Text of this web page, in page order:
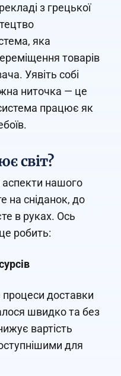
з грецької
яка
товарів
Уявіть собі
ниточка — це
працює як
світ?
аспекти нашого
на сніданок, до
в руках. Ось
робить:
процеси доставки
швидко та без
вартість
для